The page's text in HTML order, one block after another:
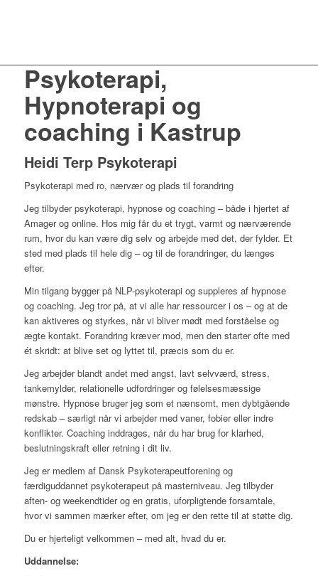
Psykoterapi,
Hypnoterapi og
coaching i Kastrup
Heidi Terp Psykoterapi
Psykoterapi med ro, nærvær og plads til forandring
Jeg tilbyder psykoterapi, hypnose og coaching – både i hjertet af
Amager og online. Hos mig får du et trygt, varmt og nærværende
rum, hvor du kan være dig selv og arbejde med det, der fylder. Et
sted med plads til hele dig – og til de forandringer, du længes
efter.
Min tilgang bygger på NLP-psykoterapi og suppleres af hypnose
og coaching. Jeg tror på, at vi alle har ressourcer i os – og at de
kan aktiveres og styrkes, når vi bliver mødt med forståelse og
ægte kontakt. Forandring kræver mod, men den starter ofte med
ét skridt: at blive set og lyttet til, præcis som du er.
Jeg arbejder blandt andet med angst, lavt selvværd, stress,
tankemylder, relationelle udfordringer og følelsesmæssige
mønstre. Hypnose bruger jeg som et nænsomt, men dybtgående
redskab – særligt når vi arbejder med vaner, fobier eller indre
konflikter. Coaching inddrages, når du har brug for klarhed,
beslutningskraft eller retning i dit liv.
Jeg er medlem af Dansk Psykoterapeutforening og
færdiguddannet psykoterapeut på masterniveau. Jeg tilbyder
aften- og weekendtider og en gratis, uforpligtende forsamtale,
hvor vi sammen mærker efter, om jeg er den rette til at støtte dig.
Du er hjerteligt velkommen – med alt, hvad du er.
Uddannelse: